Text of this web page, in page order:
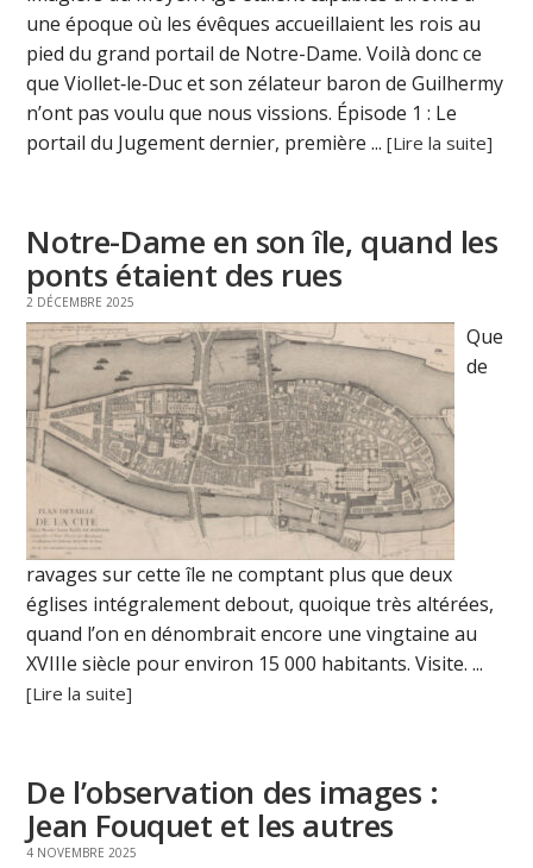
une époque où les évêques accueillaient les rois au
pied du grand portail de Notre-Dame. Voilà donc ce
que Viollet‑le‑Duc et son zélateur baron de Guilhermy
n’ont pas voulu que nous vissions. Épisode 1 : Le
portail du Jugement dernier, première ...[Lire la suite]
Notre-Dame en son île, quand les
ponts étaient des rues
2 DÉCEMBRE 2025
Que
de
ravages sur cette île ne comptant plus que deux
églises intégralement debout, quoique très altérées,
quand l’on en dénombrait encore une vingtaine au
XVIIIe siècle pour environ 15 000 habitants. Visite. ...
[Lire la suite]
De l’observation des images :
Jean Fouquet et les autres
4 NOVEMBRE 2025